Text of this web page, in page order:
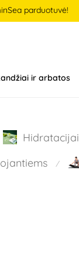
parduotuvė!
ir arbatos
Hidratacijai
⁄